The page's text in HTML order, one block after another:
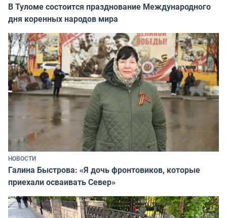
В Туломе состоится празднование Международного
дня коренных народов мира
НОВОСТИ
Галина Быстрова: «Я дочь фронтовиков, которые
приехали осваивать Север»